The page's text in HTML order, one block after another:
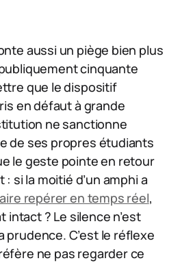
aussi un piège bien plus
cinquante
que le dispositif
en défaut à grande
ne sanctionne
de ses propres étudiants
le geste pointe en retour
si la moitié d’un amphi a
repérer en temps réel,
intact ? Le silence n’est
prudence. C’est le réflexe
ne pas regarder ce